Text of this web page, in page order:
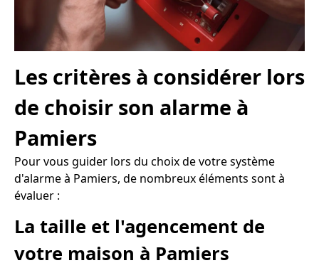
Les critères à considérer lors
de choisir son alarme à
Pamiers
Pour vous guider lors du choix de votre système
d'alarme à Pamiers, de nombreux éléments sont à
évaluer :
La taille et l'agencement de
votre maison à Pamiers